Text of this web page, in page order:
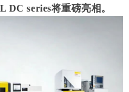
series将重磅亮相。